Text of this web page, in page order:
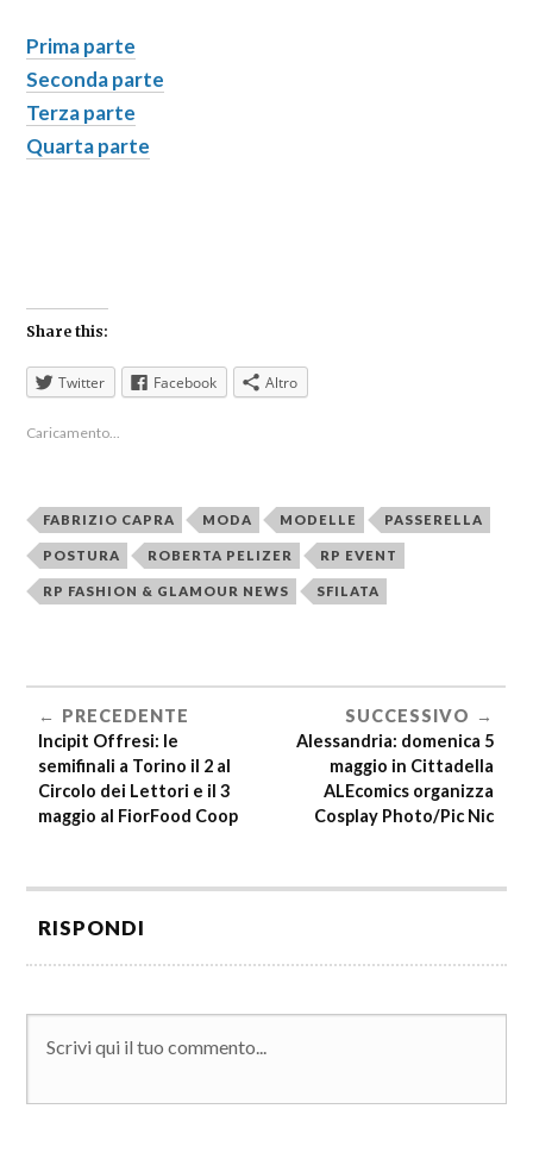
Prima parte
Seconda parte
Terza parte
Quarta parte
Share this:
Twitter Facebook Altro
Caricamento...
FABRIZIO CAPRA MODA MODELLE PASSERELLA
POSTURA ROBERTA PELIZER RP EVENT
RP FASHION & GLAMOUR NEWS SFILATA
PRECEDENTE
Incipit Offresi: le
semifinali a Torino il 2 al
Circolo dei Lettori e il 3
maggio al FiorFood Coop
SUCCESSIVO
Alessandria: domenica 5
maggio in Cittadella
ALEcomics organizza
Cosplay Photo/Pic Nic
RISPONDI